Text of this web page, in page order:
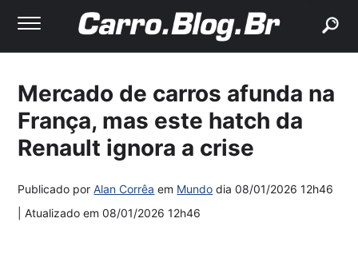
Mercado de carros afunda na
França, mas este hatch da
Renault ignora a crise
Publicado porAlan Corrêa em Mundo dia08/01/2026 12h46
| Atualizado em08/01/2026 12h46